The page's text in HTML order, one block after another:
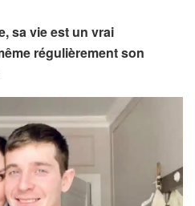
sa vie est un vrai
régulièrement son